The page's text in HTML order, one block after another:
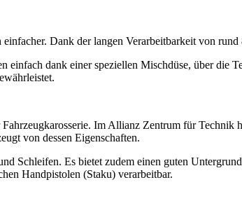
Dank der langen Verarbeitbarkeit von
einfach dank einer speziellen Mischdüse, über die
Im Allianz Zentrum für Technik
von dessen Eigenschaften.
Schleifen. Es bietet zudem einen guten
Handpistolen (Staku) verarbeitbar.